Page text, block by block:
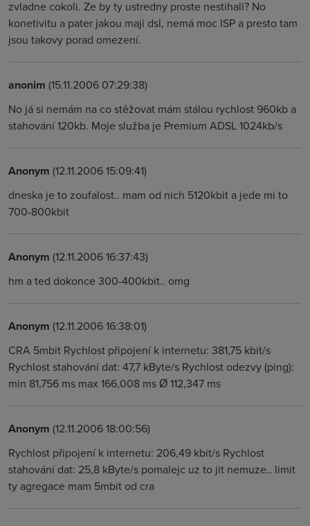
zvladne cokoli. Ze by ty ustredny proste nestihali? No
konetivitu a pater jakou maji dsl, nemá moc ISP a presto tam
jsou takovy porad omezení.
anonim (15.11.2006 07:29:38)
No já si nemám na co stěžovat mám stálou rychlost 960kb a
stahování 120kb. Moje služba je Premium ADSL 1024kb/s
Anonym (12.11.2006 15:09:41)
dneska je to zoufalost.. mam od nich 5120kbit a jede mi to
700-800kbit
Anonym (12.11.2006 16:37:43)
hm a ted dokonce 300-400kbit.. omg
Anonym (12.11.2006 16:38:01)
CRA 5mbit Rychlost připojení k internetu: 381,75 kbit/s
Rychlost stahování dat: 47,7 kByte/s Rychlost odezvy (ping):
min 81,756 ms max 166,008 ms Ø 112,347 ms
Anonym (12.11.2006 18:00:56)
Rychlost připojení k internetu: 206,49 kbit/s Rychlost
stahování dat: 25,8 kByte/s pomalejc uz to jit nemuze.. limit
ty agregace mam 5mbit od cra